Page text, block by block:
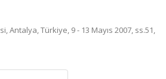
Antalya, Türkiye, 9 - 13 Mayıs 2007, ss.51,